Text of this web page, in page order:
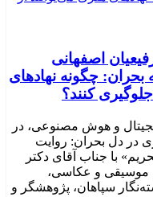
اصفهانی
چگونه نهادهای
کنند؟
و هوش مصنوعی، در
در دل بحران: روایت
با جناب آقای دکتر
موسیقی و عکاسی،
سپاهان، پژوهشگر و